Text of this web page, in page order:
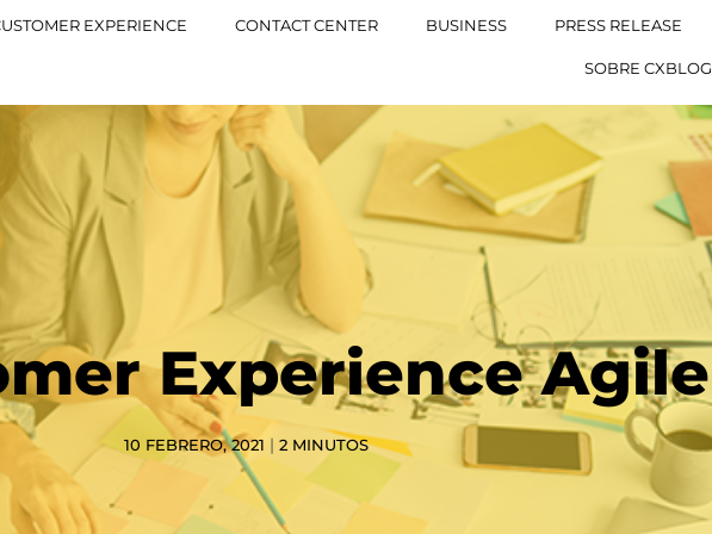
EXPERIENCE CONTACT CENTER BUSINESS PRESS RELEASE
SOBRE CXBLOG
Experience Agile
10 FEBRERO, 2021 | 2 MINUTOS